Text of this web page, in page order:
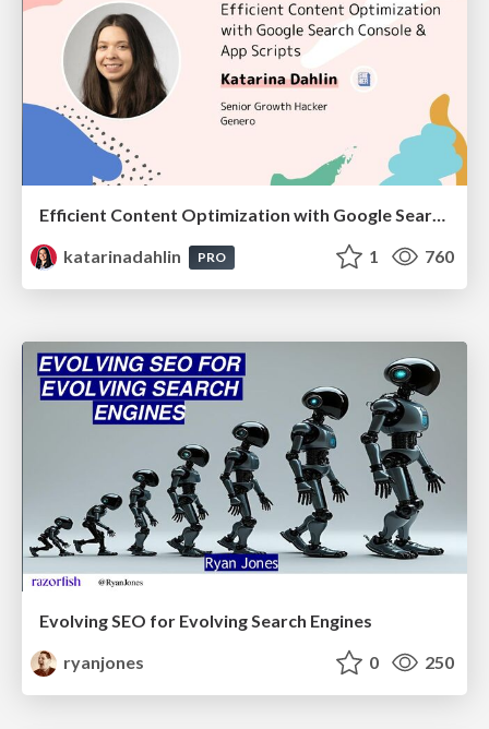
Efficient Content Optimization with Google Search Console & Apps Script
katarinadahlin
PRO 1 760
Evolving SEO for Evolving Search Engines
ryanjones
0 250